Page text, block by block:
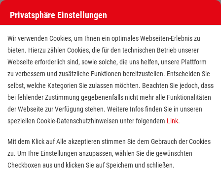
Notfallsanitäter (m/w/d) und
Praxisanleiter (m/w/d) in
Hövelhof
Privatsphäre Einstellungen
Wir verwenden Cookies, um Ihnen ein optimales Webseiten-Erlebnis zu
bieten. Hierzu zählen Cookies, die für den technischen Betrieb unserer
Webseite erforderlich sind, sowie solche, die uns helfen, unsere Plattform
zu verbessern und zusätzliche Funktionen bereitzustellen. Entscheiden Sie
selbst, welche Kategorien Sie zulassen möchten. Beachten Sie jedoch, dass
bei fehlender Zustimmung gegebenenfalls nicht mehr alle Funktionalitäten
der Webseite zur Verfügung stehen. Weitere Infos finden Sie in unseren
speziellen Cookie-Datenschutzhinweisen unter folgendem Link.
Mit dem Klick auf Alle akzeptieren stimmen Sie dem Gebrauch der Cookies
zu. Um Ihre Einstellungen anzupassen, wählen Sie die gewünschten
Checkboxen aus und klicken Sie auf Speichern und schließen.